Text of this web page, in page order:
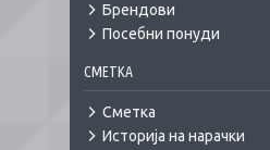
Брендови
Посебни понуди
СМЕТКА
Сметка
Историја на нарачки